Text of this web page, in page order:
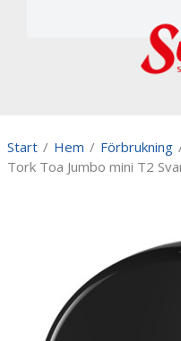
Start / Hem / Förbrukning
Tork Toa Jumbo mini T2